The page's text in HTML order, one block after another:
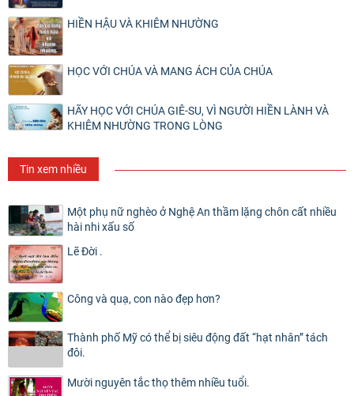
HIỀN HẬU VÀ KHIÊM NHƯỜNG
HỌC VỚI CHÚA VÀ MANG ÁCH CỦA CHÚA
HÃY HỌC VỚI CHÚA GIÊ-SU, VÌ NGƯỜI HIỀN LÀNH VÀ
KHIÊM NHƯỜNG TRONG LÒNG
Tin xem nhiều
Một phụ nữ nghèo ở Nghệ An thầm lặng chôn cất nhiều
hài nhi xấu số
Lẽ Đời .
Công và quạ, con nào đẹp hơn?
Thành phố Mỹ có thể bị siêu động đất “hạt nhân” tách
đôi.
Mười nguyên tắc thọ thêm nhiều tuổi.